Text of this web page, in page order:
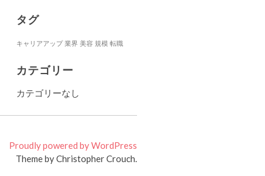
タグ
キャリアアップ 業界 美容 規模 転職
カテゴリー
カテゴリーなし
Proudly powered by WordPress
Theme by Christopher Crouch.